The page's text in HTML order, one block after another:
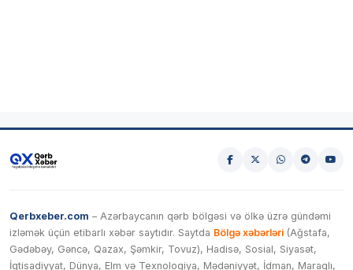
Qerbxeber.com – Azərbaycanın qərb bölgəsi və ölkə üzrə gündəmi
izləmək üçün etibarlı xəbər saytıdır. Saytda Bölgə xəbərləri (Ağstafa,
Gədəbəy, Gəncə, Qazax, Şəmkir, Tovuz), Hadisə, Sosial, Siyasət,
İqtisadiyyat, Dünya, Elm və Texnologiya, Mədəniyyət, İdman, Maraqlı,